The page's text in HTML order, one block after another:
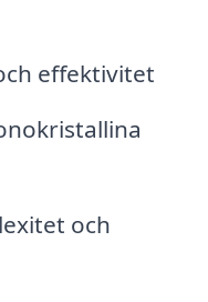
effektivitet
och